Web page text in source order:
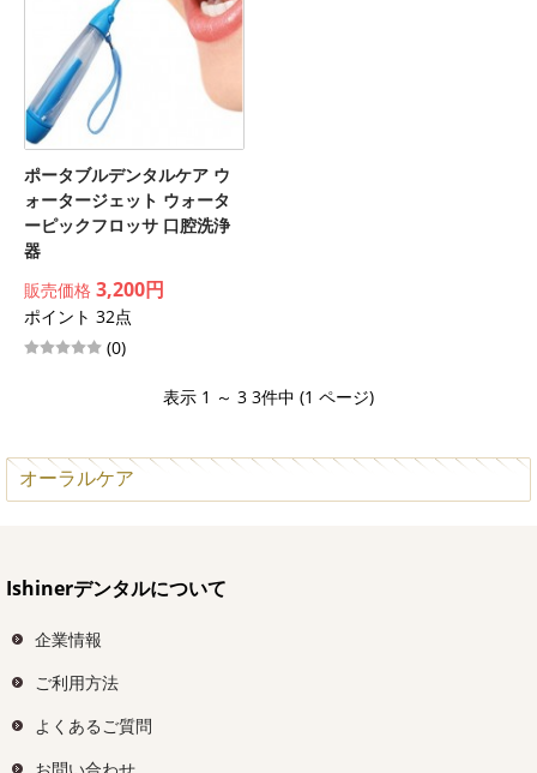
ポータブルデンタルケア ウ
ォータージェット ウォータ
ーピックフロッサ 口腔洗浄
器
販売価格 3,200円
ポイント 32点
(0)
表示 1 ～ 3 3件中 (1 ページ)
オーラルケア
Ishinerデンタルについて
企業情報
ご利用方法
よくあるご質問